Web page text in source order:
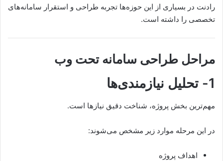
رادنت در بسیاری از این حوزه‌ها تجربه طراحی و استقرار سامانه‌های
تخصصی را داشته است.
مراحل طراحی سامانه تحت وب
1- تحلیل نیازمندی‌ها
مهم‌ترین بخش پروژه، شناخت دقیق نیازها است.
در این مرحله موارد زیر مشخص می‌شوند:
اهداف پروژه